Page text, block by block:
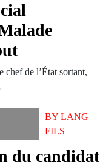
chef de l’État sortant,
BYLANG
FILS
du candidat